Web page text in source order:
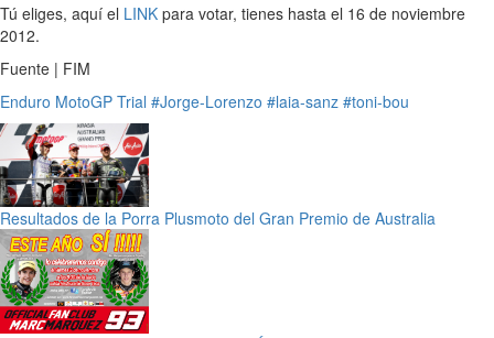
Tú eliges, aquí el LINK para votar, tienes hasta el 16 de noviembre
2012.
Fuente | FIM
Enduro MotoGP Trial #Jorge-Lorenzo #laia-sanz #toni-bou
Resultados de la Porra Plusmoto del Gran Premio de Australia